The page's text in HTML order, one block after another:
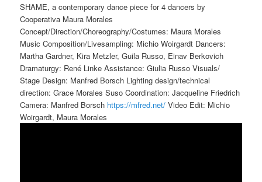
SHAME, a contemporary dance piece for 4 dancers by
Cooperativa Maura Morales
Concept/Direction/Choreography/Costumes: Maura Morales
Music Composition/Livesampling: Michio Woirgardt Dancers:
Martha Gardner, Kira Metzler, Guila Russo, Einav Berkovich
Dramaturgy: René Linke Assistance: Giulia Russo Visuals/
Stage Design: Manfred Borsch Lighting design/technical
direction: Grace Morales Suso Coordination: Jacqueline Friedrich
Camera: Manfred Borsch https://mfred.net/ Video Edit: Michio
Woirgardt, Maura Morales